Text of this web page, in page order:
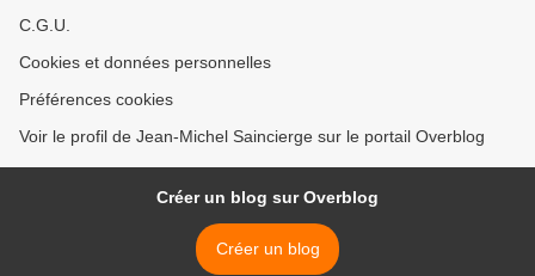
C.G.U.
Cookies et données personnelles
Préférences cookies
Voir le profil de Jean-Michel Saincierge sur le portail Overblog
Créer un blog sur Overblog
Créer un blog